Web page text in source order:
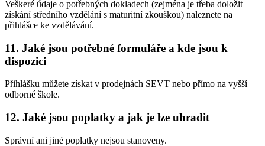
Veškeré údaje o potřebných dokladech (zejména je třeba doložit
získání středního vzdělání s maturitní zkouškou) naleznete na
přihlášce ke vzdělávání.
11. Jaké jsou potřebné formuláře a kde jsou k
dispozici
Přihlášku můžete získat v prodejnách SEVT nebo přímo na vyšší
odborné škole.
12. Jaké jsou poplatky a jak je lze uhradit
Správní ani jiné poplatky nejsou stanoveny.